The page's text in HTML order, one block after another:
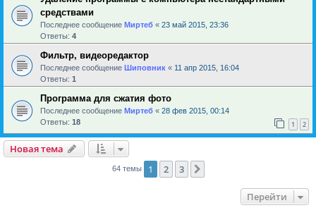
средствами
Последнее сообщение Миртеб « 23 май 2015, 23:36
Ответы: 4
Фильтр, видеоредактор
Последнее сообщение Шиповник « 11 апр 2015, 16:04
Ответы: 1
Программа для сжатия фото
Последнее сообщение Миртеб « 28 фев 2015, 00:14
Ответы: 18 1 2
Новая тема
64 темы 1 2 3
Перейти